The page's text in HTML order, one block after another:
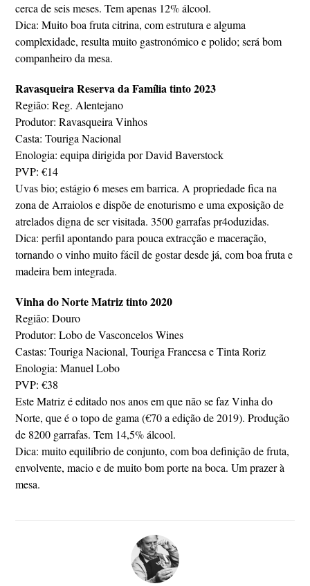
cerca de seis meses. Tem apenas 12% álcool.
Dica: Muito boa fruta citrina, com estrutura e alguma
complexidade, resulta muito gastronómico e polido; será bom
companheiro da mesa.
Ravasqueira Reserva da Família tinto 2023
Região: Reg. Alentejano
Produtor: Ravasqueira Vinhos
Casta: Touriga Nacional
Enologia: equipa dirigida por David Baverstock
PVP: €14
Uvas bio; estágio 6 meses em barrica. A propriedade fica na
zona de Arraiolos e dispõe de enoturismo e uma exposição de
atrelados digna de ser visitada. 3500 garrafas pr4oduzidas.
Dica: perfil apontando para pouca extracção e maceração,
tornando o vinho muito fácil de gostar desde já, com boa fruta e
madeira bem integrada.
Vinha do Norte Matriz tinto 2020
Região: Douro
Produtor: Lobo de Vasconcelos Wines
Castas: Touriga Nacional, Touriga Francesa e Tinta Roriz
Enologia: Manuel Lobo
PVP: €38
Este Matriz é editado nos anos em que não se faz Vinha do
Norte, que é o topo de gama (€70 a edição de 2019). Produção
de 8200 garrafas. Tem 14,5% álcool.
Dica: muito equilíbrio de conjunto, com boa definição de fruta,
envolvente, macio e de muito bom porte na boca. Um prazer à
mesa.